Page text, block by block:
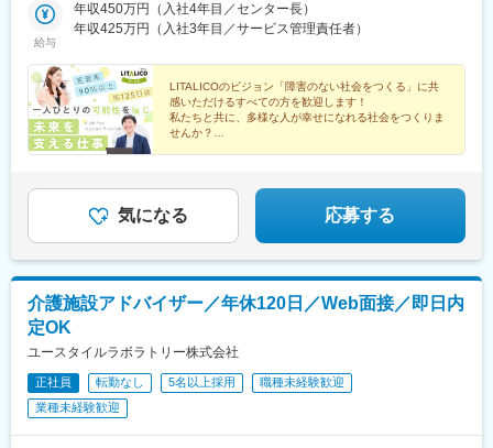
変更の範囲：会社の定める業務
浜都築、川崎、川崎駅前南、二俣川、本厚木、横須賀（新）、大
和（新）、小田原（新）長野県：松本（新）静岡県：静岡、富士
宮、名古屋金山、豊田岐阜県：岐阜大阪府：大阪梅田、住道奈良
県：奈良（新）京都府：京都駅前、京都駅南、山科醍醐、伏見桃
山、四条大宮、四条河原町、烏丸御池、宇治岡山県：倉敷広島
県：広島、広島駅南、広島横川、広島紙屋町・新＝新規開設拠
点。開設前、別拠点配属の可能性あり・詳細：『LITALICOワーク
属先を決定予定。上記以外の拠点希望も歓迎※受動喫煙対策：屋内
全面禁煙
向原駅(東京都)、錦糸町駅、葛西駅、亀有駅、新小岩駅、センター
南駅、本厚木駅、川崎駅、京急川崎駅、二俣川駅、名鉄岐阜駅、
知県)、八事駅、豊田市駅、椥辻駅、京都河原町駅、大宮駅(京都
府)、京都駅、烏丸御池駅、東寺駅、桃山御陵前駅、宇治駅(奈良
線)、北新地駅、住道駅、倉敷市駅、横川駅、立町駅、広島駅、稲
荷町駅(広島県)、新札幌駅、新越谷駅、葭川公園駅、京成西船駅、
新橋駅、日暮里駅、秋葉原駅、九段下駅、大塚駅(東京都)、岐阜
四条駅、四条大宮駅、四条駅(京都市営)、九条駅(京都府)、伏見桃
山駅、東梅田駅、倉敷駅、横川駅(広島県)、紙屋町東駅、松川町
横川一丁目駅、県庁前駅(広島県)、猿猴橋町駅、的場町駅
給与
年収450万円（入社4年目／センター長）
年収425万円（入社3年目／サービス管理責任者）
LITALICOのビジョン「障害のない社会をつくる」に共
感いただけるすべての方を歓迎します！
私たちと共に、多様な人が幸せになれる社会をつくりま
せんか？
◎オンライン事業説明会開催中
気になる 応募する
介護施設アドバイザー／年休120日／Web面接／即日内
定OK
ユースタイルラボラトリー株式会社
正社員 転勤なし 5名以上採用
職種未経験歓迎
業種未経験歓迎